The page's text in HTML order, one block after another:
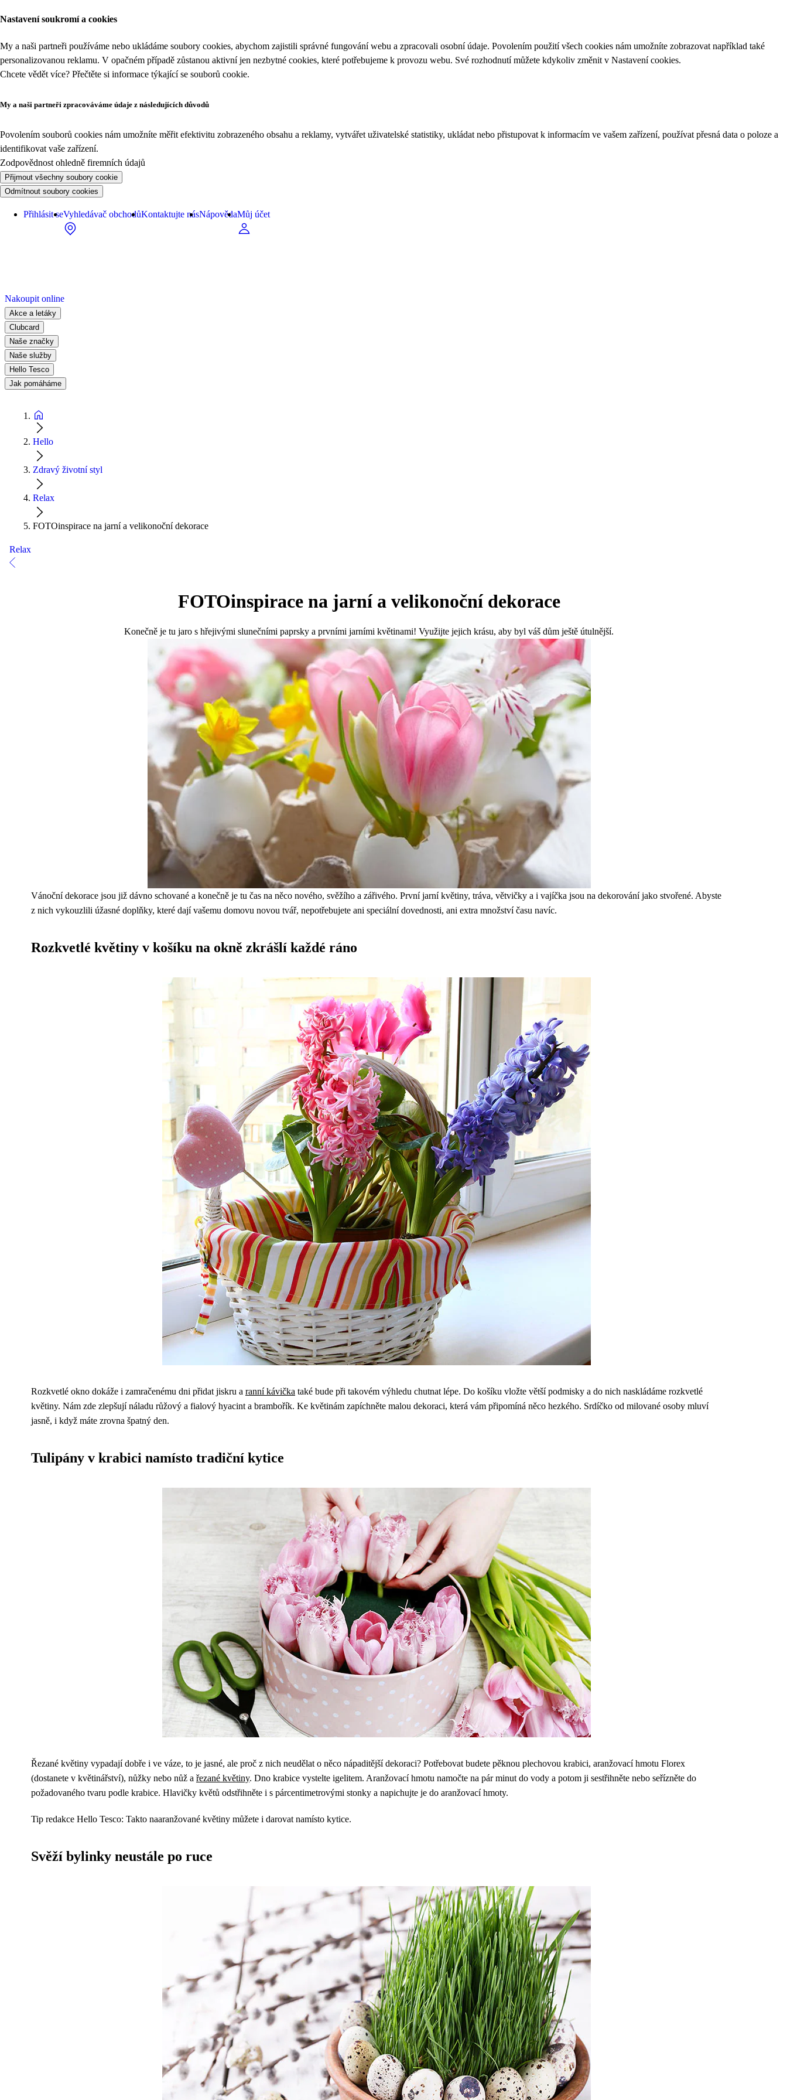
Nastavení soukromí a cookies
My a naši partneři používáme nebo ukládáme soubory cookies, abychom zajistili správné fungování webu a zpracovali osobní údaje. Povolením použití všech cookies nám umožníte zobrazovat například také
personalizovanou reklamu. V opačném případě zůstanou aktivní jen nezbytné cookies, které potřebujeme k provozu webu. Své rozhodnutí můžete kdykoliv změnit v Nastavení cookies.
Chcete vědět více? Přečtěte si informace týkající se souborů cookie.
My a naši partneři zpracováváme údaje z následujících důvodů
Povolením souborů cookies nám umožníte měřit efektivitu zobrazeného obsahu a reklamy, vytvářet uživatelské statistiky, ukládat nebo přistupovat k informacím ve vašem zařízení, používat přesná data o poloze a
identifikovat vaše zařízení.
Zodpovědnost ohledně firemních údajů
Přijmout všechny soubory cookie
Odmítnout soubory cookies
Přihlásit seVyhledávač obchodůKontaktujte násNápovědaMůj účet
Nakoupit online
Akce a letáky
Clubcard
Naše značky
Naše služby
Hello Tesco
Jak pomáháme
Hello
Zdravý životní styl
Relax
FOTOinspirace na jarní a velikonoční dekorace
Relax
FOTOinspirace na jarní a velikonoční dekorace
Konečně je tu jaro s hřejivými slunečními paprsky a prvními jarními květinami! Využijte jejich krásu, aby byl váš dům ještě útulnější.
Vánoční dekorace jsou již dávno schované a konečně je tu čas na něco nového, svěžího a zářivého. První jarní květiny, tráva, větvičky a i vajíčka jsou na dekorování jako stvořené. Abyste
z nich vykouzlili úžasné doplňky, které dají vašemu domovu novou tvář, nepotřebujete ani speciální dovednosti, ani extra množství času navíc.
Rozkvetlé květiny v košíku na okně zkrášlí každé ráno
Rozkvetlé okno dokáže i zamračenému dni přidat jiskru a ranní kávička také bude při takovém výhledu chutnat lépe. Do košíku vložte větší podmisky a do nich naskládáme rozkvetlé
květiny. Nám zde zlepšují náladu růžový a fialový hyacint a brambořík. Ke květinám zapíchněte malou dekoraci, která vám připomíná něco hezkého. Srdíčko od milované osoby mluví
jasně, i když máte zrovna špatný den.
Tulipány v krabici namísto tradiční kytice
Řezané květiny vypadají dobře i ve váze, to je jasné, ale proč z nich neudělat o něco nápaditější dekoraci? Potřebovat budete pěknou plechovou krabici, aranžovací hmotu Florex
(dostanete v květinářství), nůžky nebo nůž a řezané květiny. Dno krabice vystelte igelitem. Aranžovací hmotu namočte na pár minut do vody a potom ji sestřihněte nebo seřízněte do
požadovaného tvaru podle krabice. Hlavičky květů odstřihněte i s párcentimetrovými stonky a napichujte je do aranžovací hmoty.
Tip redakce Hello Tesco: Takto naaranžované květiny můžete i darovat namísto kytice.
Svěží bylinky neustále po ruce